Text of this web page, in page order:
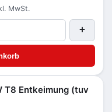
MwSt.
+
T8 Entkeimung (tuv